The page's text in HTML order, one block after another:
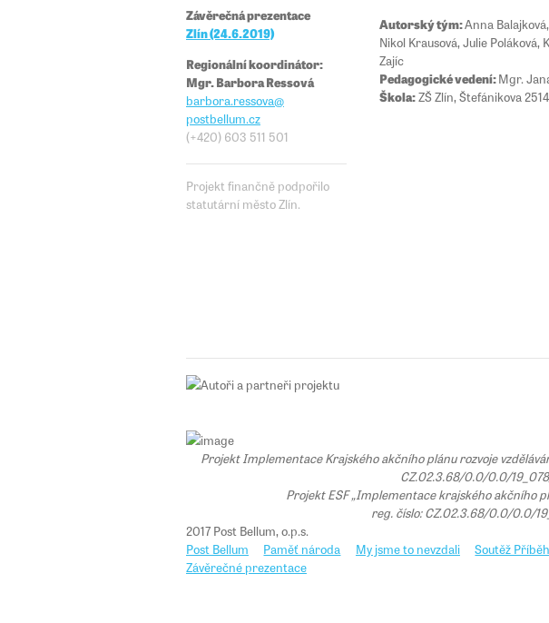
Závěrečná prezentace
Zlín (24.6.2019)
Regionální koordinátor:
Mgr. Barbora Ressová
barbora.ressova@​​
postbellum.cz
(+420) 603 511 501
Projekt finančně podpořilo
statutární město Zlín.
Autorský tým:Anna Balajková,
Nikol Krausová, Julie Poláková,
Zajíc
Pedagogické vedení:Mgr.
Škola:ZŠ Zlín, Štefánikova 2514
Projekt Implementace Krajského akčního plánu rozvoje
CZ.02.3.68/0.0/0.0/
Projekt ESF „Implementace krajského akčního
reg. číslo: CZ.02.3.68/0.0/0.0/
2017 Post Bellum, o.p.s.
Post Bellum
Paměť národa My jsme to nevzdali Soutěž
Závěrečné prezentace